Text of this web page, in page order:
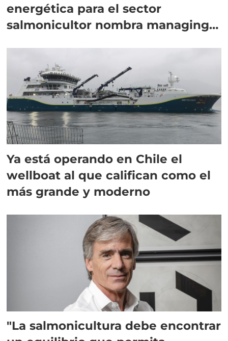
energética para el sector
salmonicultor nombra managing
Ya está operando en Chile el
wellboat al que califican como el
más grande y moderno
"La salmonicultura debe encontrar